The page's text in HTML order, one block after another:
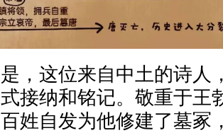
，这位来自中土的诗人
接纳和铭记。敬重于王
姓自发为他修建了墓冢